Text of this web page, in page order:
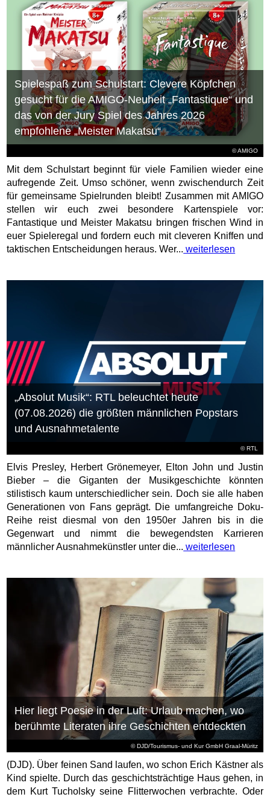
© AMIGO
Spielespaß zum Schulstart: Clevere Köpfchen
gesucht für die AMIGO-Neuheit „Fantastique“ und
das von der Jury Spiel des Jahres 2026
empfohlene „Meister Makatsu“
Mit dem Schulstart beginnt für viele Familien wieder eine
aufregende Zeit. Umso schöner, wenn zwischendurch Zeit
für gemeinsame Spielrunden bleibt! Zusammen mit AMIGO
stellen wir euch zwei besondere Kartenspiele vor:
Fantastique und Meister Makatsu bringen frischen Wind in
euer Spieleregal und fordern euch mit cleveren Kniffen und
taktischen Entscheidungen heraus. Wer... weiterlesen
©RTL
„Absolut Musik“: RTL beleuchtet heute
(07.08.2026) die größten männlichen Popstars
und Ausnahmetalente
Elvis Presley, Herbert Grönemeyer, Elton John und Justin
Bieber – die Giganten der Musikgeschichte könnten
stilistisch kaum unterschiedlicher sein. Doch sie alle haben
Generationen von Fans geprägt. Die umfangreiche Doku-
Reihe reist diesmal von den 1950er Jahren bis in die
Gegenwart und nimmt die bewegendsten Karrieren
männlicher Ausnahmekünstler unter die... weiterlesen
© DJD/Tourismus- und Kur GmbH Graal-Müritz
Hier liegt Poesie in der Luft: Urlaub machen, wo
berühmte Literaten ihre Geschichten entdeckten
(DJD). Über feinen Sand laufen, wo schon Erich Kästner als
Kind spielte. Durch das geschichtsträchtige Haus gehen, in
dem Kurt Tucholsky seine Flitterwochen verbrachte. Oder